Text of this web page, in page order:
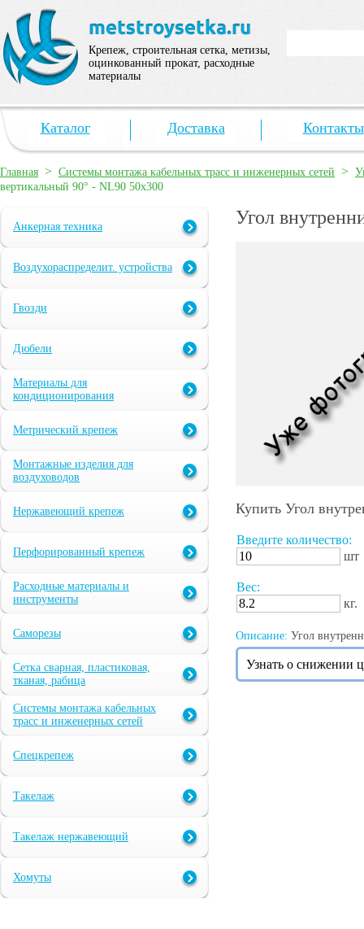
Крепеж, строительная сетка, метизы,
оцинкованный прокат, расходные
материалы
Каталог Доставка Контакты
Главная > Системы монтажа кабельных трасс и инженерных сетей >
вертикальный 90° - NL90 50х300
Анкерная техника
Воздухораспределит. устройства
Гвозди
Дюбели
Материалы для
кондиционирования
Метрический крепеж
Монтажные изделия для
воздуховодов
Нержавеющий крепеж
Перфорированный крепеж
Расходные материалы и
инструменты
Саморезы
Сетка сварная, пластиковая,
тканая, рабица
Системы монтажа кабельных
трасс и инженерных сетей
Спецкрепеж
Такелаж
Такелаж нержавеющий
Хомуты
Угол
Купить Угол
Введите количество:
шт
Вес:
кг.
Описание: Угол
Узнать о снижении